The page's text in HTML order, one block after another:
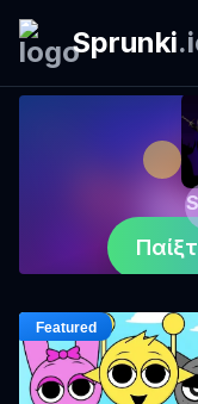
Sprunki.